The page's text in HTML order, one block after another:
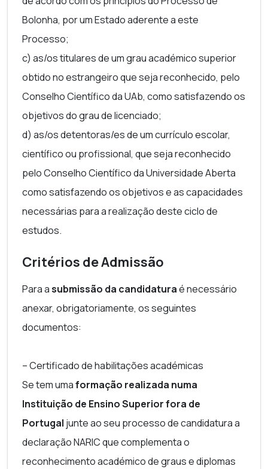
um conjunto de qualidades e de competências que
permitam gerir a situação e a participação das
pessoas interessadas. Esta capacidade deve ser
certificada com a participação num curso de
formação em mediação familiar, reconhecido pelo
Ministério da Justiça.
A Universidade Aberta (UAb) é uma entidade
formadora certificada pelo Ministério da Justiça,
inserindo-se este curso na oferta letiva que tem
vindo a apresentar na área da mediação.
Bolonha, por um Estado aderente a este
Processo;
c) as/os titulares de um grau académico superior
obtido no estrangeiro que seja reconhecido, pelo
Conselho Científico da UAb, como satisfazendo os
objetivos do grau de licenciado;
d) as/os detentoras/es de um currículo escolar,
científico ou profissional, que seja reconhecido
pelo Conselho Científico da Universidade Aberta
como satisfazendo os objetivos e as capacidades
necessárias para a realização deste ciclo de
estudos.
Critérios de Admissão
Para asubmissão da candidaturaé necessário
anexar, obrigatoriamente, os seguintes
documentos:
– Certificado de habilitações académicas
Se tem umaformação realizada numa
Instituição de Ensino Superior fora de
Portugal junte ao seu processo de candidatura a
declaração NARIC que complementa o
reconhecimento académico de graus e diplomas